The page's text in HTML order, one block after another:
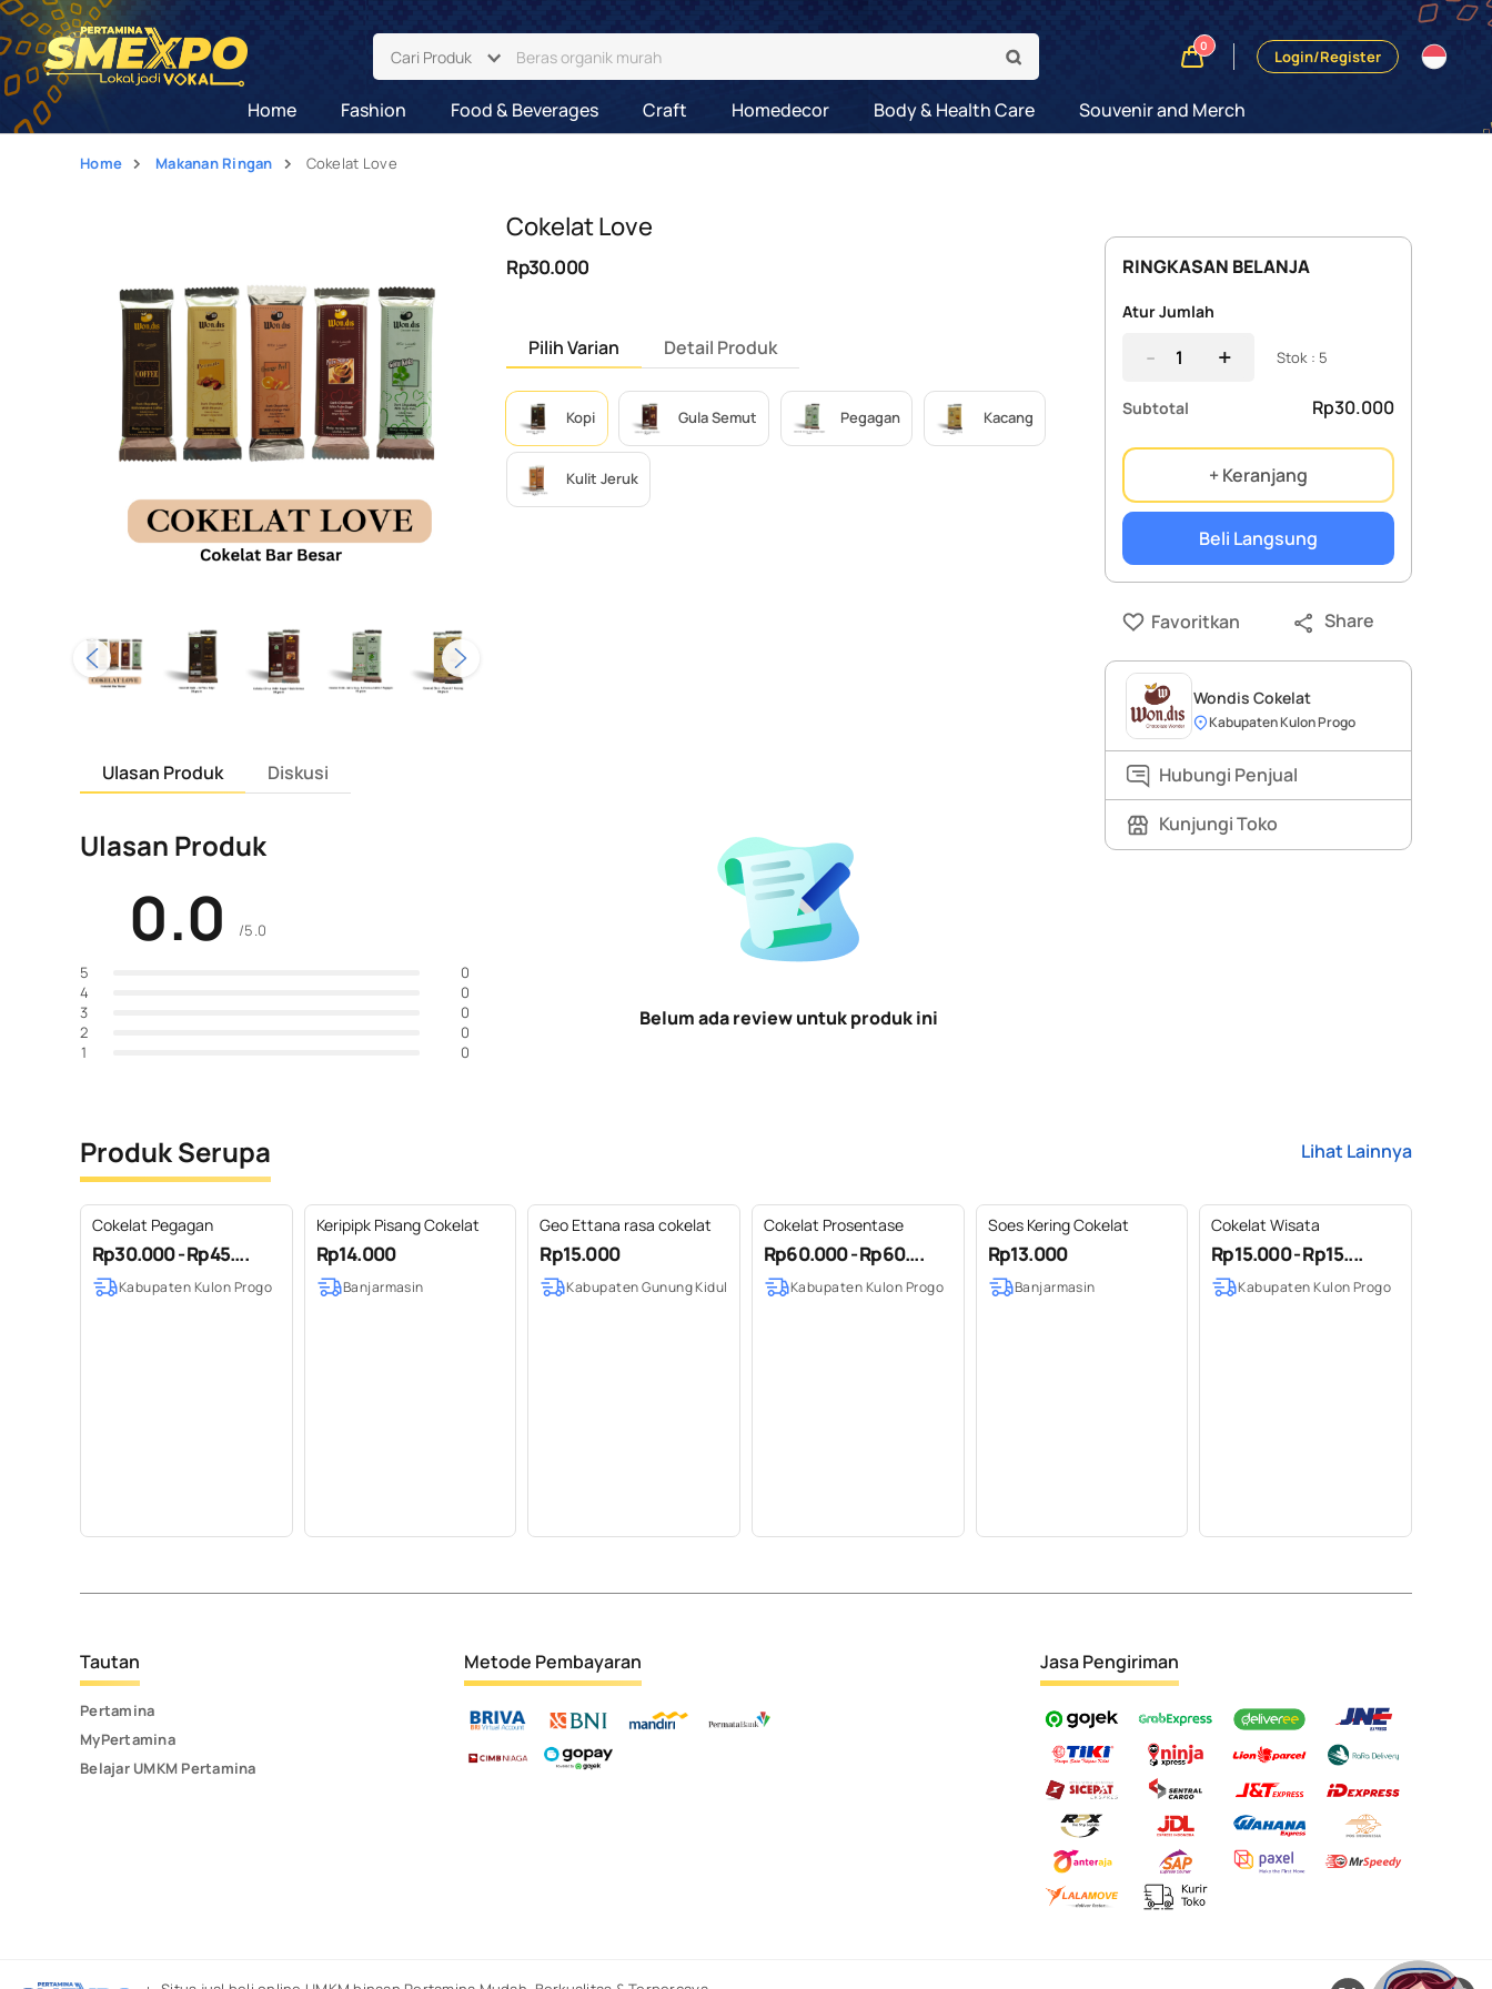
Cari Produk
0
Login/Register
Home Fashion Food & Beverages Craft Homedecor Body & Health Care Souvenir and Merch
Home Makanan Ringan Cokelat Love
Cokelat Love
Rp30.000
Pilih Varian Detail Produk
Kopi Gula Semut Pegagan Kacang
Kulit Jeruk
Ulasan Produk Diskusi
Ulasan Produk
0.0 /5.0
5
0
4
0
3
0
2
0
1
0
Belum ada review untuk produk ini
RINGKASAN BELANJA
Atur Jumlah
- + Stok : 5
Subtotal Rp30.000
+ Keranjang
Beli Langsung
Favoritkan Share
Wondis Cokelat
Kabupaten Kulon Progo
Hubungi Penjual
Kunjungi Toko
Produk Serupa Lihat Lainnya
Cokelat Pegagan
Rp30.000 - Rp45....
Kabupaten Kulon Progo
Keripipk Pisang Cokelat
Rp14.000
Banjarmasin
Geo Ettana rasa cokelat
Rp15.000
Kabupaten Gunung Kidul
Cokelat Prosentase
Rp60.000 - Rp60....
Kabupaten Kulon Progo
Soes Kering Cokelat
Rp13.000
Banjarmasin
Cokelat Wisata
Rp15.000 - Rp15....
Kabupaten Kulon Progo
Tautan
Pertamina
MyPertamina
Belajar UMKM Pertamina
Metode Pembayaran Jasa Pengiriman